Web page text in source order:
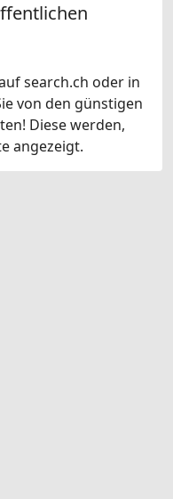
search.ch oder in
von den günstigen
Diese werden,
angezeigt.